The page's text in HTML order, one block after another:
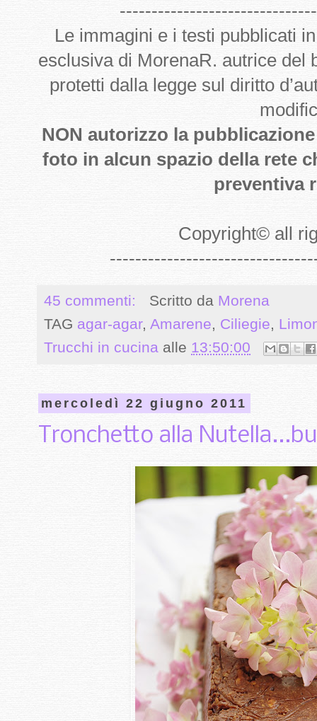
Le immagini e i testi pubblicati
esclusiva di MorenaR. autrice del
protetti dalla legge sul diritto
NON autorizzo la
foto in alcun spazio della rete
preventiva
Copyright© all
45 commenti: Scritto da Morena
TAG agar-agar, Amarene, Ciliegie,
Trucchi in cucina alle 13:50:00
mercoledì 22 giugno 2011
Tronchetto alla